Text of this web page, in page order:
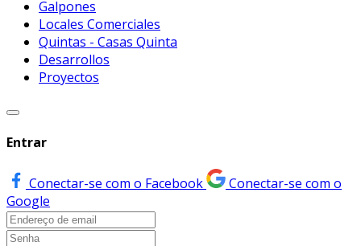
Galpones
Locales Comerciales
Quintas - Casas Quinta
Desarrollos
Proyectos
Entrar
Conectar-se com o Facebook
Conectar-se com o
Google